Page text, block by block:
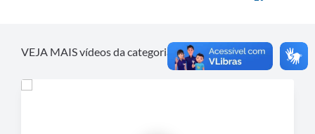
VEJA MAIS vídeos da categoria Sem categoria